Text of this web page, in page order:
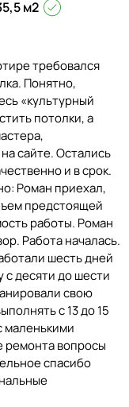
м2
требовался
Понятно,
«культурный
потолки, а
сайте. Остались
и в срок.
Роман приехал,
предстоящей
работы. Роман
Работа началась.
шесть дней
с десяти до шести
свою
с 13 до 15
маленькими
ремонта вопросы
спасибо